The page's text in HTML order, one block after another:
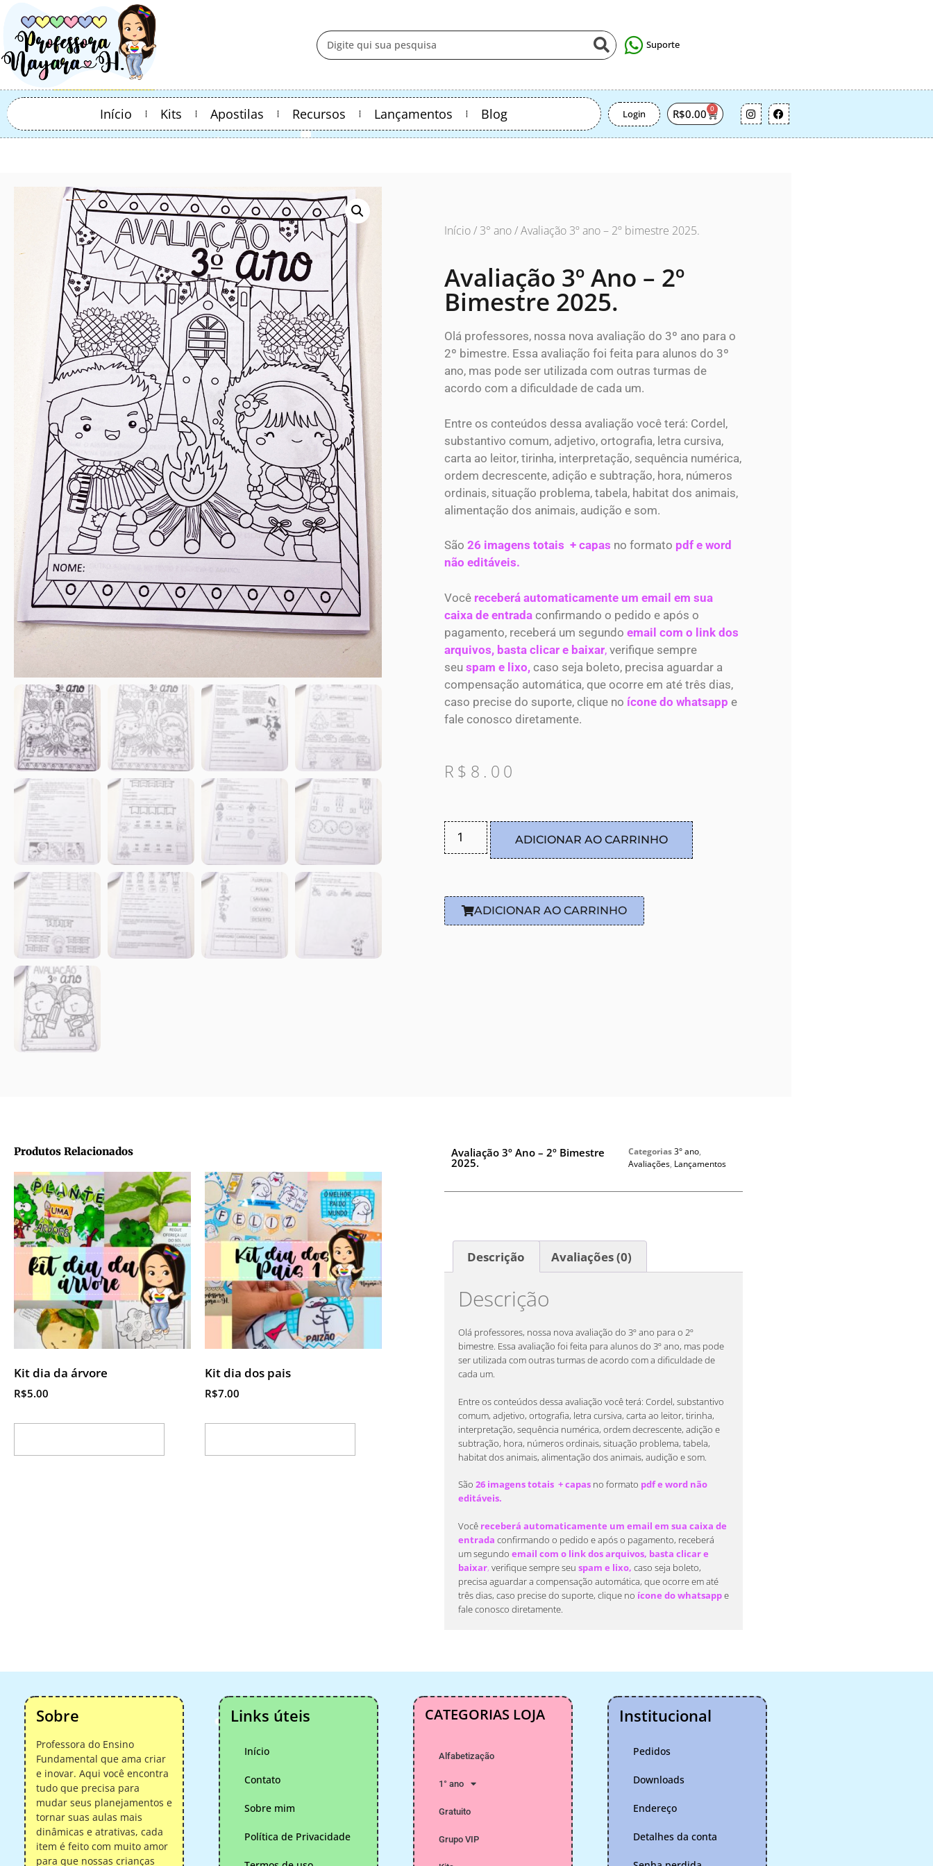
Suporte
Início Kits Apostilas Recursos Lançamentos Blog Login R$0.00 0
Início/ 3° ano/ Avaliação 3º ano – 2º bimestre 2025.
Avaliação 3º Ano – 2º
Bimestre 2025.
Olá professores, nossa nova avaliação do 3º ano para o
2º bimestre. Essa avaliação foi feita para alunos do 3º
ano, mas pode ser utilizada com outras turmas de
acordo com a dificuldade de cada um.
Entre os conteúdos dessa avaliação você terá: Cordel,
substantivo comum, adjetivo, ortografia, letra cursiva,
carta ao leitor, tirinha, interpretação, sequência numérica,
ordem decrescente, adição e subtração, hora, números
ordinais, situação problema, tabela, habitat dos animais,
alimentação dos animais, audição e som.
São 26 imagens totais + capas no formato pdf e word
não editáveis.
Você receberá automaticamente um email em sua
caixa de entrada confirmando o pedido e após o
pagamento, receberá um segundo email com o link dos
arquivos, basta clicar e baixar, verifique sempre
seu spam e lixo, caso seja boleto, precisa aguardar a
compensação automática, que ocorre em até três dias,
caso precise do suporte, clique no ícone do whatsapp e
fale conosco diretamente.
R$ 8.00
ADICIONAR AO CARRINHO
ADICIONAR AO CARRINHO
Produtos Relacionados
Kit dia da árvore
R$5.00
Kit dia dos pais
R$7.00
Avaliação 3º Ano – 2º Bimestre
2025.
Categorias3° ano,
Avaliações, Lançamentos
Descrição Avaliações (0)
Descrição
Olá professores, nossa nova avaliação do 3º ano para o 2º
bimestre. Essa avaliação foi feita para alunos do 3º ano, mas pode
ser utilizada com outras turmas de acordo com a dificuldade de
cada um.
Entre os conteúdos dessa avaliação você terá: Cordel, substantivo
comum, adjetivo, ortografia, letra cursiva, carta ao leitor, tirinha,
interpretação, sequência numérica, ordem decrescente, adição e
subtração, hora, números ordinais, situação problema, tabela,
habitat dos animais, alimentação dos animais, audição e som.
São 26 imagens totais + capas no formato pdf e word não
editáveis.
Você receberá automaticamente um email em sua caixa de
entrada confirmando o pedido e após o pagamento, receberá
um segundo email com o link dos arquivos, basta clicar e
baixar, verifique sempre seu spam e lixo, caso seja boleto,
precisa aguardar a compensação automática, que ocorre em até
três dias, caso precise do suporte, clique no ícone do whatsappe
fale conosco diretamente.
Sobre
Professora do Ensino
Fundamental que ama criar
e inovar. Aqui você encontra
tudo que precisa para
mudar seus planejamentos e
tornar suas aulas mais
dinâmicas e atrativas, cada
item é feito com muito amor
para que nossas crianças
Links úteis
Início
Contato
Sobre mim
Política de Privacidade
CATEGORIAS LOJA
Alfabetização
1° ano
Gratuito
Grupo VIP
Institucional
Pedidos
Downloads
Endereço
Detalhes da conta